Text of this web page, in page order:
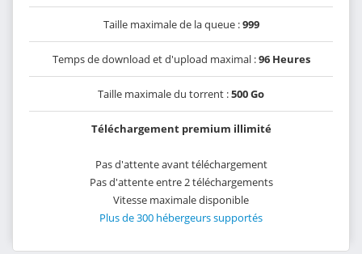
Taille maximale de la queue :999
Temps de download et d'upload maximal :96 Heures
Taille maximale du torrent :500 Go
Téléchargement premium illimité
Pas d'attente avant téléchargement
Pas d'attente entre 2 téléchargements
Vitesse maximale disponible
Plus de 300 hébergeurs supportés